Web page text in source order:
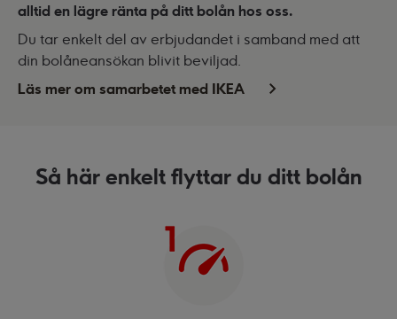
alltid en lägre ränta på ditt bolån hos oss.
Du tar enkelt del av erbjudandet i samband med att
din bolåneansökan blivit beviljad.
Läs mer om samarbetet med IKEA
Så här enkelt flyttar du ditt bolån